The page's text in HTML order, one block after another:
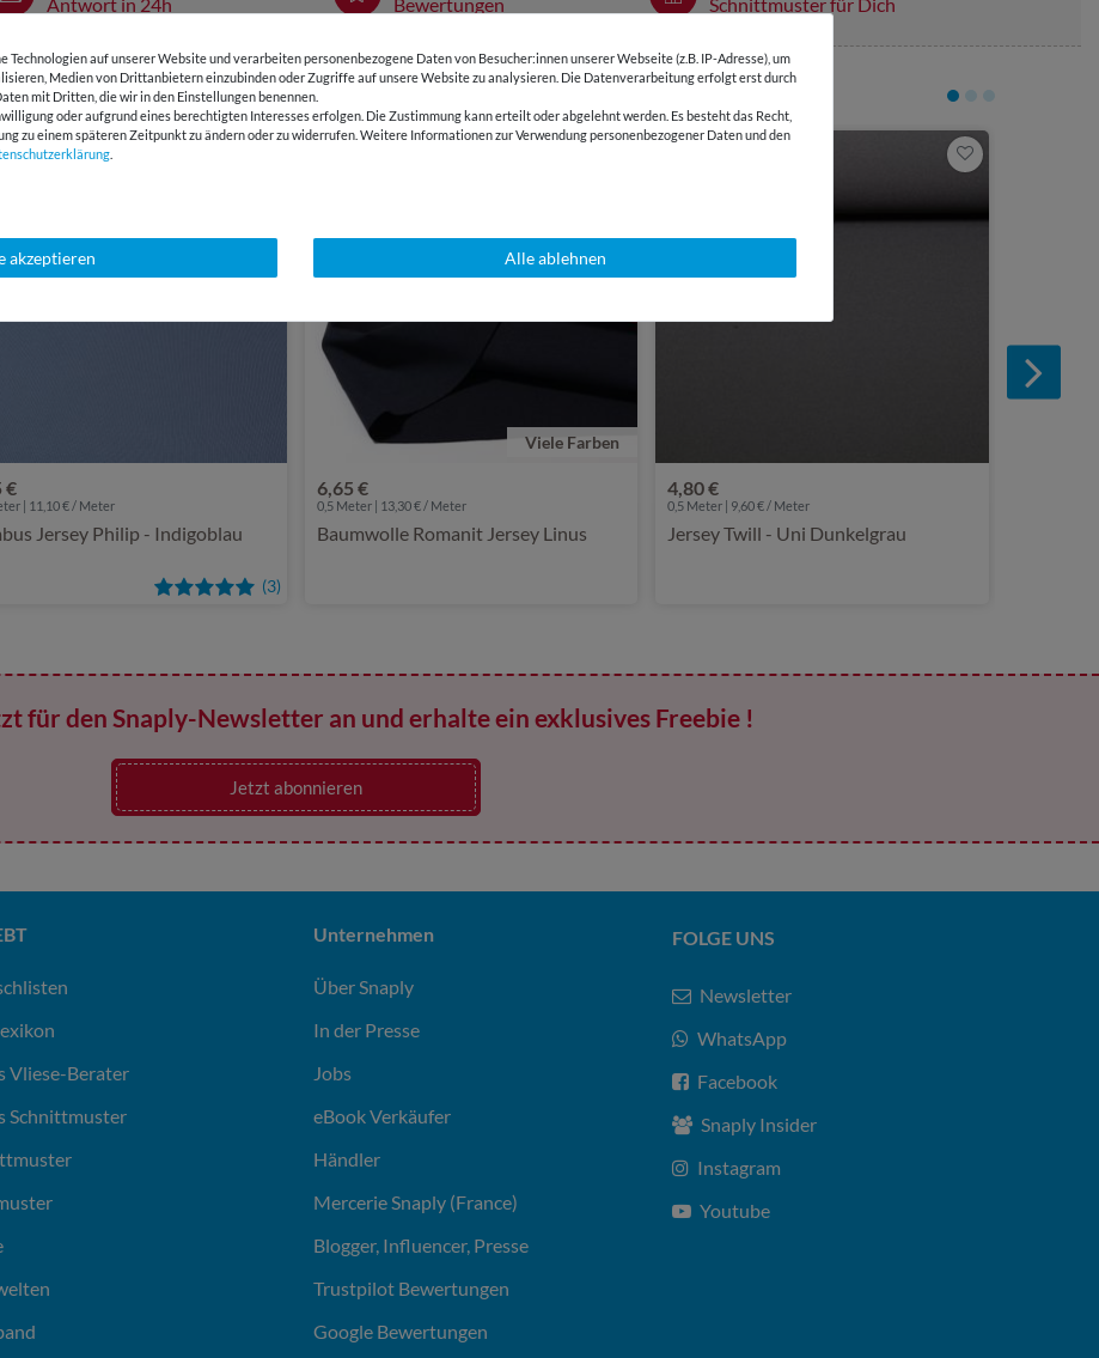
(3)
€
| 11,10 € / Meter
Jersey Philip - Indigoblau
Viele Farben
6,65 €
0,5 Meter | 13,30 € / Meter
Baumwolle Romanit Jersey Linus
4,80 €
0,5 Meter | 9,60 € / Meter
Jersey Twill - Uni Dunkelgrau
für den Snaply-Newsletter an und erhalte ein exklusives Freebie !
Jetzt abonnieren
Technologien auf unserer Website und verarbeiten personenbezogene Daten von Besucher:innen unserer Webseite (z.B. IP-Adresse), um
Medien von Drittanbietern einzubinden oder Zugriffe auf unsere Website zu analysieren. Die Datenverarbeitung erfolgt erst durch
mit Dritten, die wir in den Einstellungen benennen.
oder aufgrund eines berechtigten Interesses erfolgen. Die Zustimmung kann erteilt oder abgelehnt werden. Es besteht das Recht,
zu einem späteren Zeitpunkt zu ändern oder zu widerrufen. Weitere Informationen zur Verwendung personenbezogener Daten und den
akzeptieren Alle ablehnen
Vliese-Berater
Schnittmuster
Unternehmen
Über Snaply
In der Presse
Jobs
eBook Verkäufer
Händler
Mercerie Snaply (France)
Blogger, Influencer, Presse
Trustpilot Bewertungen
Google Bewertungen
FOLGE UNS
Newsletter
WhatsApp
Facebook
Snaply Insider
Instagram
Youtube